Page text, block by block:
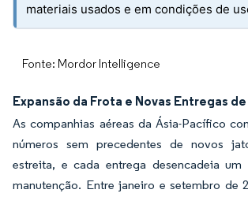
materiais usados e em condições de
Fonte: Mordor Intelligence
Expansão da Frota e Novas Entregas
As companhias aéreas da Ásia-Pacífico
números sem precedentes de novos
estreita, e cada entrega desencadeia
manutenção. Entre janeiro e setembro de